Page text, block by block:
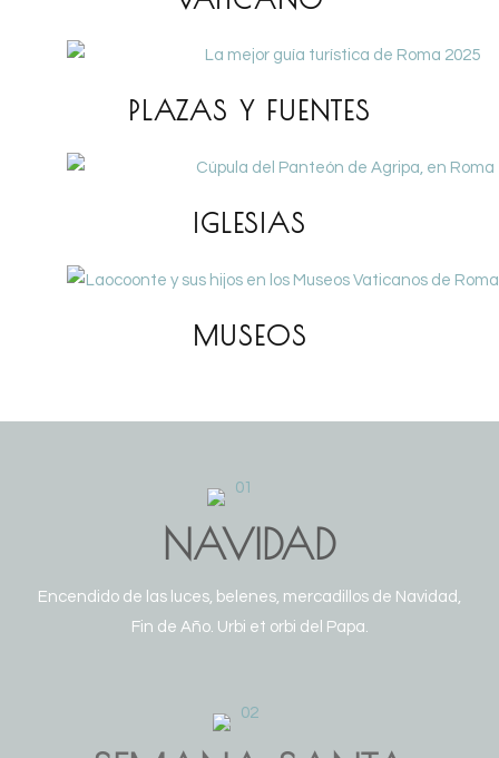
PLAZAS Y FUENTES
IGLESIAS
MUSEOS
NAVIDAD
Encendido de las luces, belenes, mercadillos de Navidad,
Fin de Año. Urbi et orbi del Papa.